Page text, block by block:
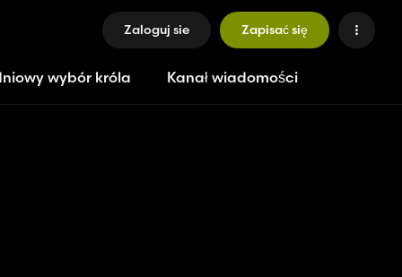
Zaloguj sie Zapisać się
wybór króla Kanał wiadomości